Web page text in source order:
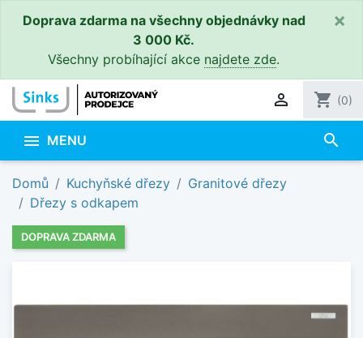
Doprava zdarma na všechny objednávky nad
3 000 Kč.
Všechny probíhající akce najdete zde.
×
 shopping_cart (0)
 MENU search
Domů Kuchyňské dřezy
Granitové dřezy
Dřezy s odkapem
DOPRAVA ZDARMA